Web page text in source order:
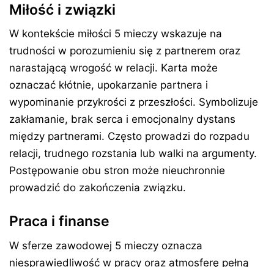
Miłość i związki
W kontekście miłości 5 mieczy wskazuje na
trudności w porozumieniu się z partnerem oraz
narastającą wrogość w relacji. Karta może
oznaczać kłótnie, upokarzanie partnera i
wypominanie przykrości z przeszłości. Symbolizuje
zakłamanie, brak serca i emocjonalny dystans
między partnerami. Często prowadzi do rozpadu
relacji, trudnego rozstania lub walki na argumenty.
Postępowanie obu stron może nieuchronnie
prowadzić do zakończenia związku.
Praca i finanse
W sferze zawodowej 5 mieczy oznacza
niesprawiedliwość w pracy oraz atmosferę pełną